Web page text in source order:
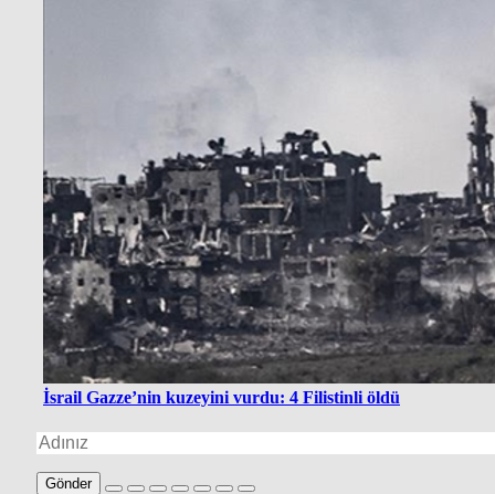
İsrail Gazze’nin kuzeyini vurdu: 4 Filistinli öldü
Gönder